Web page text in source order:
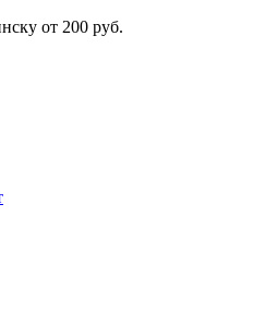
от 200 руб.